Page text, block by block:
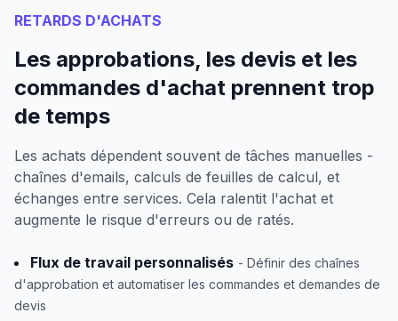
RETARDS D'ACHATS
Les approbations, les devis et les
commandes d'achat prennent trop
de temps
Les achats dépendent souvent de tâches manuelles -
chaînes d'emails, calculs de feuilles de calcul, et
échanges entre services. Cela ralentit l'achat et
augmente le risque d'erreurs ou de ratés.
Flux de travail personnalisés - Définir des chaînes
d'approbation et automatiser les commandes et demandes de
devis